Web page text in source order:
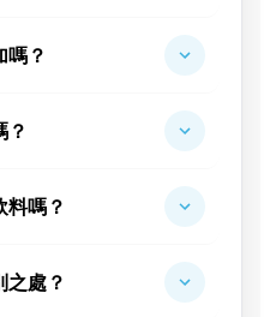
嗎？
？
料嗎？
之處？